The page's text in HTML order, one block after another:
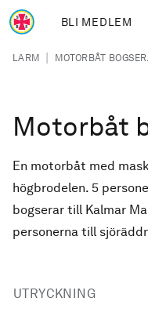
Hoppa till huvudinnehåll
BLI MEDLEM
Länkstig
LARM | MOTORBÅT
Motorbåt
En motorbåt med
högbrodelen. 5
bogserar till Kalmar
personerna till
UTRYCKNING